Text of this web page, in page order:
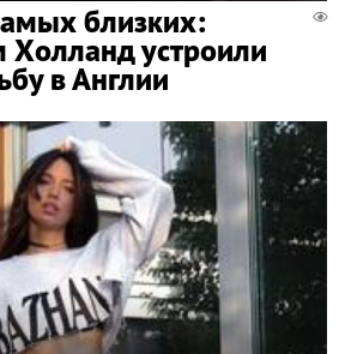
близких:
Холланд устроили
в Англии